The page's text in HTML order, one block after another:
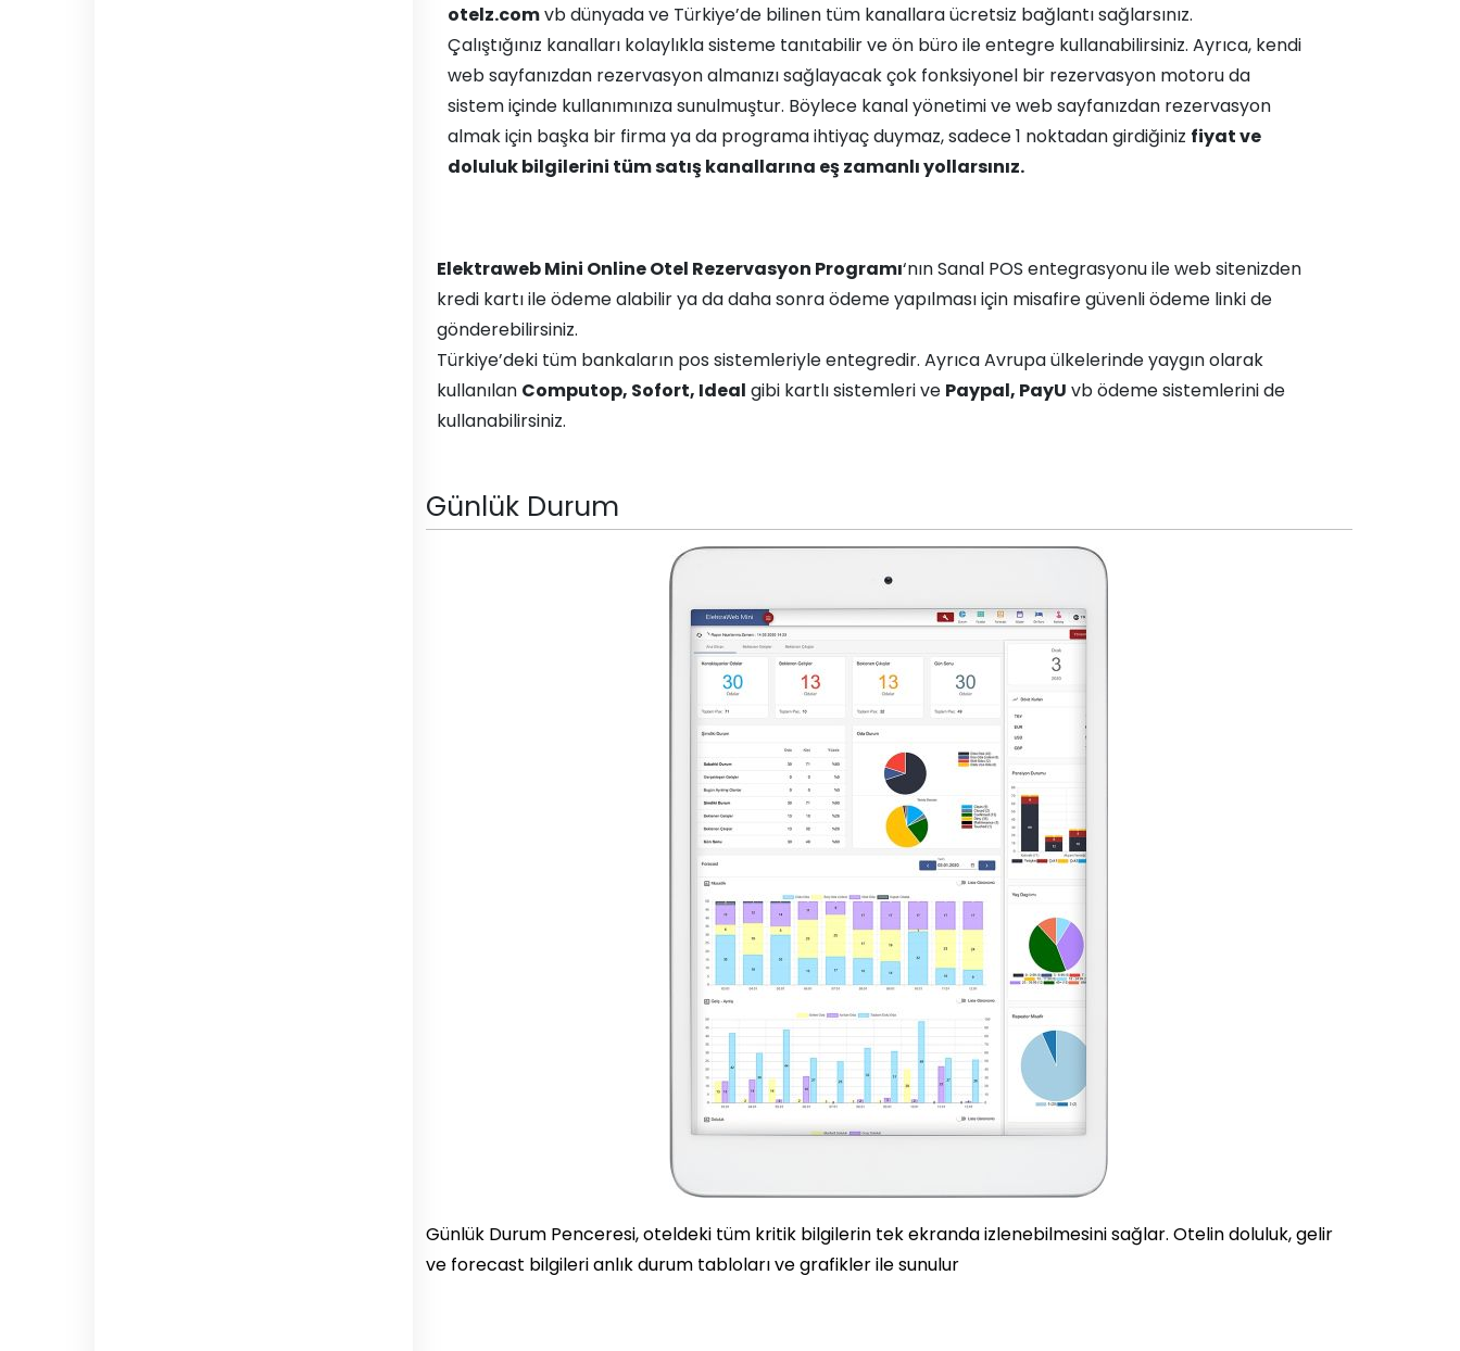
otelz.comvb dünyada ve Türkiye’de bilinen tüm kanallara ücretsiz bağlantı sağlarsınız.
Çalıştığınız kanalları kolaylıkla sisteme tanıtabilir ve ön büro ile entegre kullanabilirsiniz. Ayrıca, kendi
web sayfanızdan rezervasyon almanızı sağlayacak çok fonksiyonel bir rezervasyon motoru da
sistem içinde kullanımınıza sunulmuştur. Böylece kanal yönetimi ve web sayfanızdan rezervasyon
almak için başka bir firma ya da programa ihtiyaç duymaz, sadece 1 noktadan girdiğiniz fiyat ve
doluluk bilgilerini tüm satış kanallarına eş zamanlı yollarsınız.
Elektraweb Mini Online Otel Rezervasyon Programı‘nın Sanal POS entegrasyonu ile web sitenizden
kredi kartı ile ödeme alabilir ya da daha sonra ödeme yapılması için misafire güvenli ödeme linki de
gönderebilirsiniz.
Türkiye’deki tüm bankaların pos sistemleriyle entegredir. Ayrıca Avrupa ülkelerinde yaygın olarak
kullanılan Computop, Sofort, Ideal gibi kartlı sistemleri ve Paypal, PayU vb ödeme sistemlerini de
kullanabilirsiniz.
Günlük Durum
Günlük Durum Penceresi, oteldeki tüm kritik bilgilerin tek ekranda izlenebilmesini sağlar. Otelin doluluk, gelir
ve forecast bilgileri anlık durum tabloları ve grafikler ile sunulur